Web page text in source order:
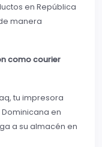
en República
manera
como courier
tu impresora
en
a su almacén en